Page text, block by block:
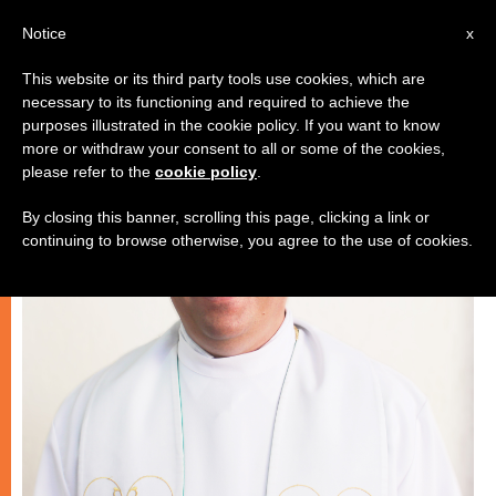
ARTE E CULTURA
x
Notice
This website or its third party tools use cookies, which are
necessary to its functioning and required to achieve the
purposes illustrated in the cookie policy. If you want to know
more or withdraw your consent to all or some of the cookies,
please refer to the cookie policy
By closing this banner, scrolling this page, clicking a link or
continuing to browse otherwise, you agree to the use of cookies.